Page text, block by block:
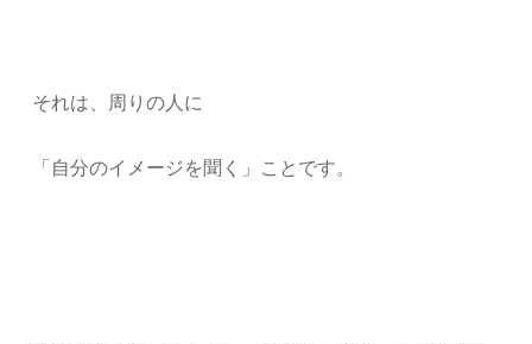
それは、周りの人に
「自分のイメージを聞く」ことです。